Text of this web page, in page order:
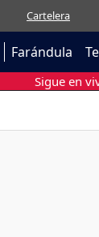
Cartelera
Farándula
Sigue en